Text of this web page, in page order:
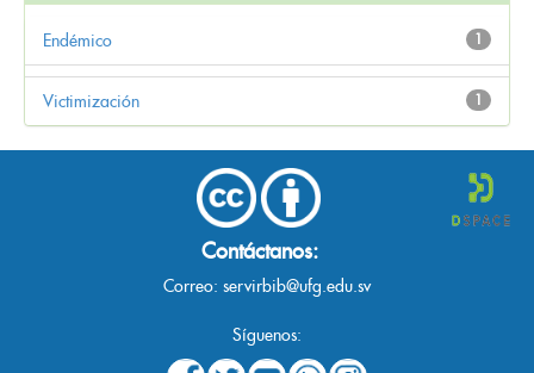
1
Endémico
1
Victimización
Contáctanos:
Correo: servirbib@ufg.edu.sv
Síguenos: